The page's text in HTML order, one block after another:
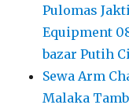
Pulomas
Equipment
bazar Putih
Sewa Arm
Malaka